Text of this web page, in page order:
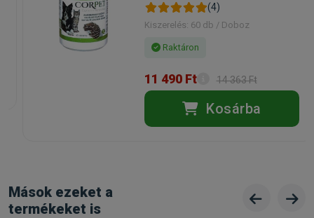
(4)
Kiszerelés: 60 db / Doboz
Raktáron
11 490 Ft 14 363 Ft
Kosárba
Mások ezeket a
termékeket is